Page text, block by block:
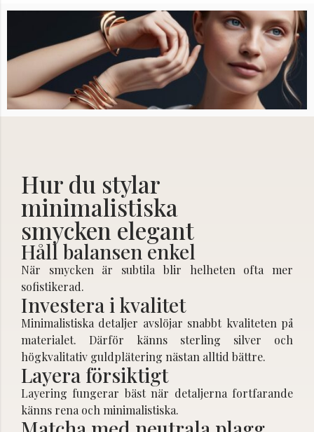
Hur du stylar
minimalistiska
smycken elegant
Håll balansen enkel
När smycken är subtila blir helheten ofta mer
sofistikerad.
Investera i kvalitet
Minimalistiska detaljer avslöjar snabbt kvaliteten på
materialet. Därför känns sterling silver och
högkvalitativ guldplätering nästan alltid bättre.
Layera försiktigt
Layering fungerar bäst när detaljerna fortfarande
känns rena och minimalistiska.